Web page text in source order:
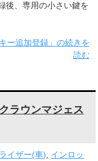
後、専用の小さい鍵を
ー追加登録」の続きを
読む
ラウンマジェス
イザー(車)
インロッ